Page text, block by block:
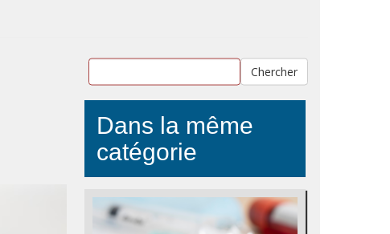
Chercher
Dans la même
catégorie